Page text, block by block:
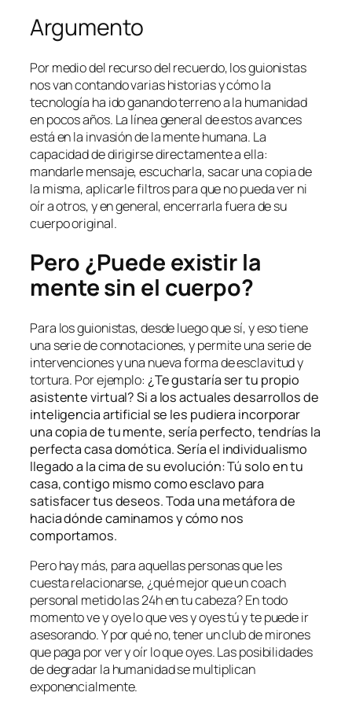
Argumento
Por medio del recurso del recuerdo, los guionistas
nos van contando varias historias y cómo la
tecnología ha ido ganando terreno a la humanidad
en pocos años. La línea general de estos avances
está en la invasión de la mente humana. La
capacidad de dirigirse directamente a ella:
mandarle mensaje, escucharla, sacar una copia de
la misma, aplicarle filtros para que no pueda ver ni
oír a otros, y en general, encerrarla fuera de su
cuerpo original.
Pero ¿Puede existir la
mente sin el cuerpo?
Para los guionistas, desde luego que sí, y eso tiene
una serie de connotaciones, y permite una serie de
intervenciones y una nueva forma de esclavitud y
tortura. Por ejemplo: ¿Te gustaría ser tu propio
asistente virtual? Si a los actuales desarrollos de
inteligencia artificial se les pudiera incorporar
una copia de tu mente, sería perfecto, tendrías la
perfecta casa domótica. Sería el individualismo
llegado a la cima de su evolución: Tú solo en tu
casa, contigo mismo como esclavo para
satisfacer tus deseos. Toda una metáfora de
hacia dónde caminamos y cómo nos
comportamos.
Pero hay más, para aquellas personas que les
cuesta relacionarse, ¿qué mejor que un coach
personal metido las 24h en tu cabeza? En todo
momento ve y oye lo que ves y oyes tú y te puede ir
asesorando. Y por qué no, tener un club de mirones
que paga por ver y oír lo que oyes. Las posibilidades
de degradar la humanidad se multiplican
exponencialmente.